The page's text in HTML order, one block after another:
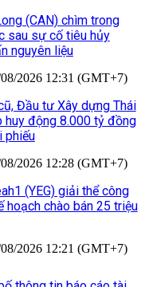
(CAN) chìm trong
sau sự cố tiêu hủy
nguyên liệu
2026 12:31 (GMT+7)
Đầu tư Xây dựng Thái
huy động 8.000 tỷ đồng
phiếu
2026 12:28 (GMT+7)
(YEG) giải thể công
hoạch chào bán 25 triệu
2026 12:21 (GMT+7)